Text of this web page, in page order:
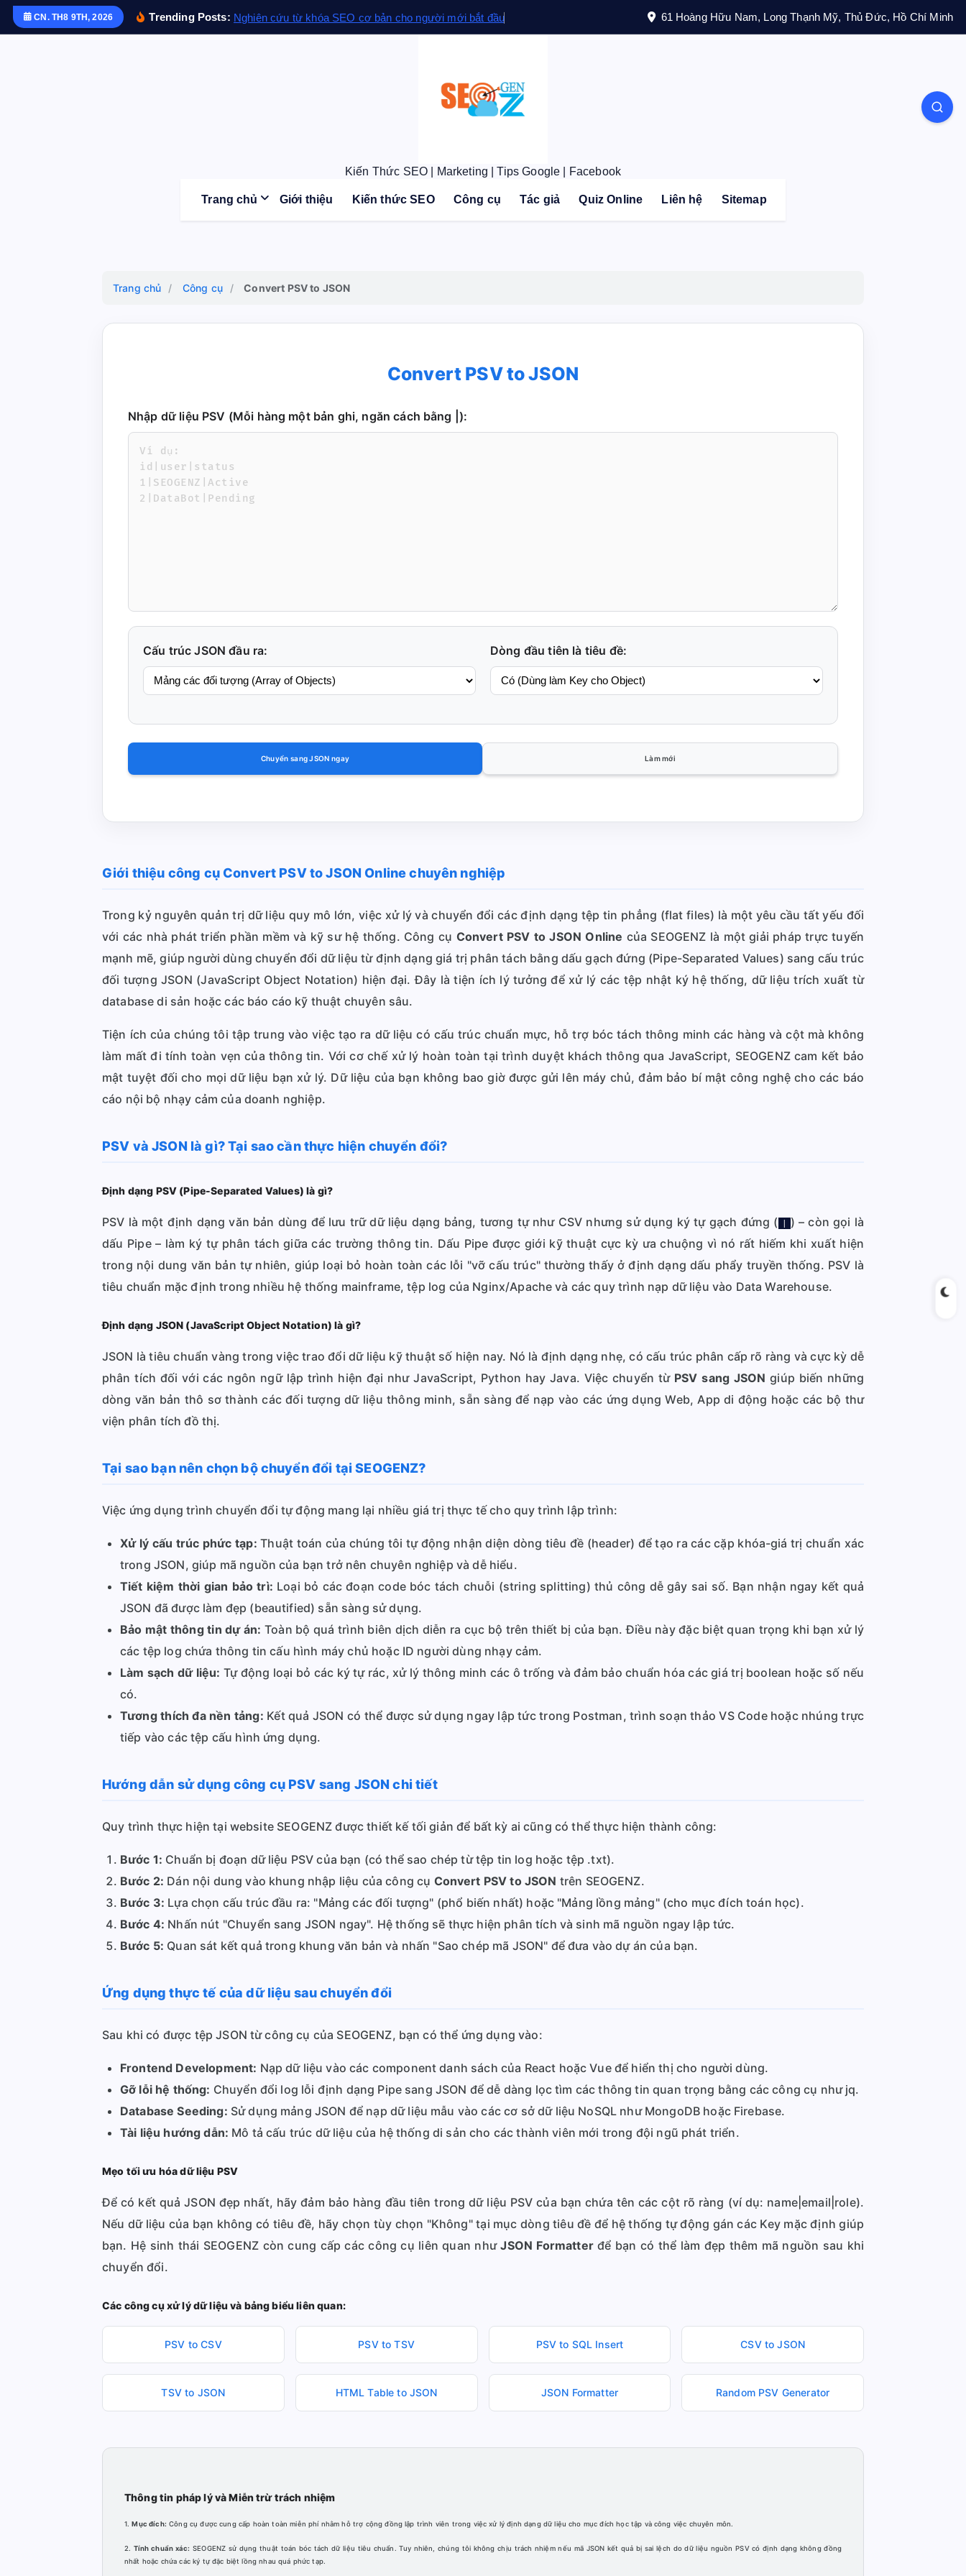
CN. TH8 9TH, 2026 Trending Posts: Nghiên cứu từ khóa SEO cơ bản cho người mới bắt đầu 61 Hoàng Hữu Nam, Long Thạnh Mỹ, Thủ Đức, Hồ Chí Minh
Kiến Thức SEO | Marketing | Tips Google | Facebook
Trang chủ Giới thiệu Kiến thức SEO Công cụ Tác giả Quiz Online Liên hệ Sitemap
Trang chủ / Công cụ / Convert PSV to JSON
Convert PSV to JSON
Nhập dữ liệu PSV (Mỗi hàng một bản ghi, ngăn cách bằng |):
Cấu trúc JSON đầu ra: Dòng đầu tiên là tiêu đề:
Chuyển sang JSON ngay Làm mới
Giới thiệu công cụ Convert PSV to JSON Online chuyên nghiệp
Trong kỷ nguyên quản trị dữ liệu quy mô lớn, việc xử lý và chuyển đổi các định dạng tệp tin phẳng (flat files) là một yêu cầu tất yếu đối
với các nhà phát triển phần mềm và kỹ sư hệ thống. Công cụ Convert PSV to JSON Online của SEOGENZ là một giải pháp trực tuyến
mạnh mẽ, giúp người dùng chuyển đổi dữ liệu từ định dạng giá trị phân tách bằng dấu gạch đứng (Pipe-Separated Values) sang cấu trúc
đối tượng JSON (JavaScript Object Notation) hiện đại. Đây là tiện ích lý tưởng để xử lý các tệp nhật ký hệ thống, dữ liệu trích xuất từ
database di sản hoặc các báo cáo kỹ thuật chuyên sâu.
Tiện ích của chúng tôi tập trung vào việc tạo ra dữ liệu có cấu trúc chuẩn mực, hỗ trợ bóc tách thông minh các hàng và cột mà không
làm mất đi tính toàn vẹn của thông tin. Với cơ chế xử lý hoàn toàn tại trình duyệt khách thông qua JavaScript, SEOGENZ cam kết bảo
mật tuyệt đối cho mọi dữ liệu bạn xử lý. Dữ liệu của bạn không bao giờ được gửi lên máy chủ, đảm bảo bí mật công nghệ cho các báo
cáo nội bộ nhạy cảm của doanh nghiệp.
PSV và JSON là gì? Tại sao cần thực hiện chuyển đổi?
Định dạng PSV (Pipe-Separated Values) là gì?
PSV là một định dạng văn bản dùng để lưu trữ dữ liệu dạng bảng, tương tự như CSV nhưng sử dụng ký tự gạch đứng (
) – còn gọi là
dấu Pipe – làm ký tự phân tách giữa các trường thông tin. Dấu Pipe được giới kỹ thuật cực kỳ ưa chuộng vì nó rất hiếm khi xuất hiện
trong nội dung văn bản tự nhiên, giúp loại bỏ hoàn toàn các lỗi "vỡ cấu trúc" thường thấy ở định dạng dấu phẩy truyền thống. PSV là
tiêu chuẩn mặc định trong nhiều hệ thống mainframe, tệp log của Nginx/Apache và các quy trình nạp dữ liệu vào Data Warehouse.
Định dạng JSON (JavaScript Object Notation) là gì?
JSON là tiêu chuẩn vàng trong việc trao đổi dữ liệu kỹ thuật số hiện nay. Nó là định dạng nhẹ, có cấu trúc phân cấp rõ ràng và cực kỳ dễ
phân tích đối với các ngôn ngữ lập trình hiện đại như JavaScript, Python hay Java. Việc chuyển từ PSV sang JSON giúp biến những
dòng văn bản thô sơ thành các đối tượng dữ liệu thông minh, sẵn sàng để nạp vào các ứng dụng Web, App di động hoặc các bộ thư
viện phân tích đồ thị.
Tại sao bạn nên chọn bộ chuyển đổi tại SEOGENZ?
Việc ứng dụng trình chuyển đổi tự động mang lại nhiều giá trị thực tế cho quy trình lập trình:
Xử lý cấu trúc phức tạp: Thuật toán của chúng tôi tự động nhận diện dòng tiêu đề (header) để tạo ra các cặp khóa-giá trị chuẩn xác
trong JSON, giúp mã nguồn của bạn trở nên chuyên nghiệp và dễ hiểu.
Tiết kiệm thời gian bảo trì: Loại bỏ các đoạn code bóc tách chuỗi (string splitting) thủ công dễ gây sai số. Bạn nhận ngay kết quả
JSON đã được làm đẹp (beautified) sẵn sàng sử dụng.
Bảo mật thông tin dự án: Toàn bộ quá trình biên dịch diễn ra cục bộ trên thiết bị của bạn. Điều này đặc biệt quan trọng khi bạn xử lý
các tệp log chứa thông tin cấu hình máy chủ hoặc ID người dùng nhạy cảm.
Làm sạch dữ liệu: Tự động loại bỏ các ký tự rác, xử lý thông minh các ô trống và đảm bảo chuẩn hóa các giá trị boolean hoặc số nếu
có.
Tương thích đa nền tảng: Kết quả JSON có thể được sử dụng ngay lập tức trong Postman, trình soạn thảo VS Code hoặc nhúng trực
tiếp vào các tệp cấu hình ứng dụng.
Hướng dẫn sử dụng công cụ PSV sang JSON chi tiết
Quy trình thực hiện tại website SEOGENZ được thiết kế tối giản để bất kỳ ai cũng có thể thực hiện thành công:
Bước 1: Chuẩn bị đoạn dữ liệu PSV của bạn (có thể sao chép từ tệp tin log hoặc tệp .txt).
Bước 2: Dán nội dung vào khung nhập liệu của công cụ Convert PSV to JSON trên SEOGENZ.
Bước 3: Lựa chọn cấu trúc đầu ra: "Mảng các đối tượng" (phổ biến nhất) hoặc "Mảng lồng mảng" (cho mục đích toán học).
Bước 4: Nhấn nút "Chuyển sang JSON ngay". Hệ thống sẽ thực hiện phân tích và sinh mã nguồn ngay lập tức.
Bước 5: Quan sát kết quả trong khung văn bản và nhấn "Sao chép mã JSON" để đưa vào dự án của bạn.
Ứng dụng thực tế của dữ liệu sau chuyển đổi
Sau khi có được tệp JSON từ công cụ của SEOGENZ, bạn có thể ứng dụng vào:
Frontend Development: Nạp dữ liệu vào các component danh sách của React hoặc Vue để hiển thị cho người dùng.
Gỡ lỗi hệ thống: Chuyển đổi log lỗi định dạng Pipe sang JSON để dễ dàng lọc tìm các thông tin quan trọng bằng các công cụ như jq.
Database Seeding: Sử dụng mảng JSON để nạp dữ liệu mẫu vào các cơ sở dữ liệu NoSQL như MongoDB hoặc Firebase.
Tài liệu hướng dẫn: Mô tả cấu trúc dữ liệu của hệ thống di sản cho các thành viên mới trong đội ngũ phát triển.
Mẹo tối ưu hóa dữ liệu PSV
Để có kết quả JSON đẹp nhất, hãy đảm bảo hàng đầu tiên trong dữ liệu PSV của bạn chứa tên các cột rõ ràng (ví dụ: name|email|role).
Nếu dữ liệu của bạn không có tiêu đề, hãy chọn tùy chọn "Không" tại mục dòng tiêu đề để hệ thống tự động gán các Key mặc định giúp
bạn. Hệ sinh thái SEOGENZ còn cung cấp các công cụ liên quan nhưJSON Formatterđể bạn có thể làm đẹp thêm mã nguồn sau khi
chuyển đổi.
Các công cụ xử lý dữ liệu và bảng biểu liên quan:
PSV to CSV PSV to TSV PSV to SQL Insert CSV to JSON
TSV to JSON HTML Table to JSON JSON Formatter Random PSV Generator
Thông tin pháp lý và Miễn trừ trách nhiệm
1.Mục đích: Công cụ được cung cấp hoàn toàn miễn phí nhằm hỗ trợ cộng đồng lập trình viên trong việc xử lý định dạng dữ liệu cho mục đích học tập và công việc chuyên môn.
2. Tính chuẩn xác: SEOGENZ sử dụng thuật toán bóc tách dữ liệu tiêu chuẩn. Tuy nhiên, chúng tôi không chịu trách nhiệm nếu mã JSON kết quả bị sai lệch do dữ liệu nguồn PSV có định dạng không đồng
nhất hoặc chứa các ký tự đặc biệt lồng nhau quá phức tạp.